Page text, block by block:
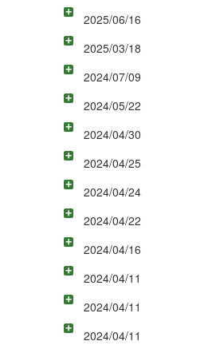
2025/06/16
2025/03/18
2024/07/09
2024/05/22
2024/04/30
2024/04/25
2024/04/24
2024/04/22
2024/04/16
2024/04/11
2024/04/11
2024/04/11